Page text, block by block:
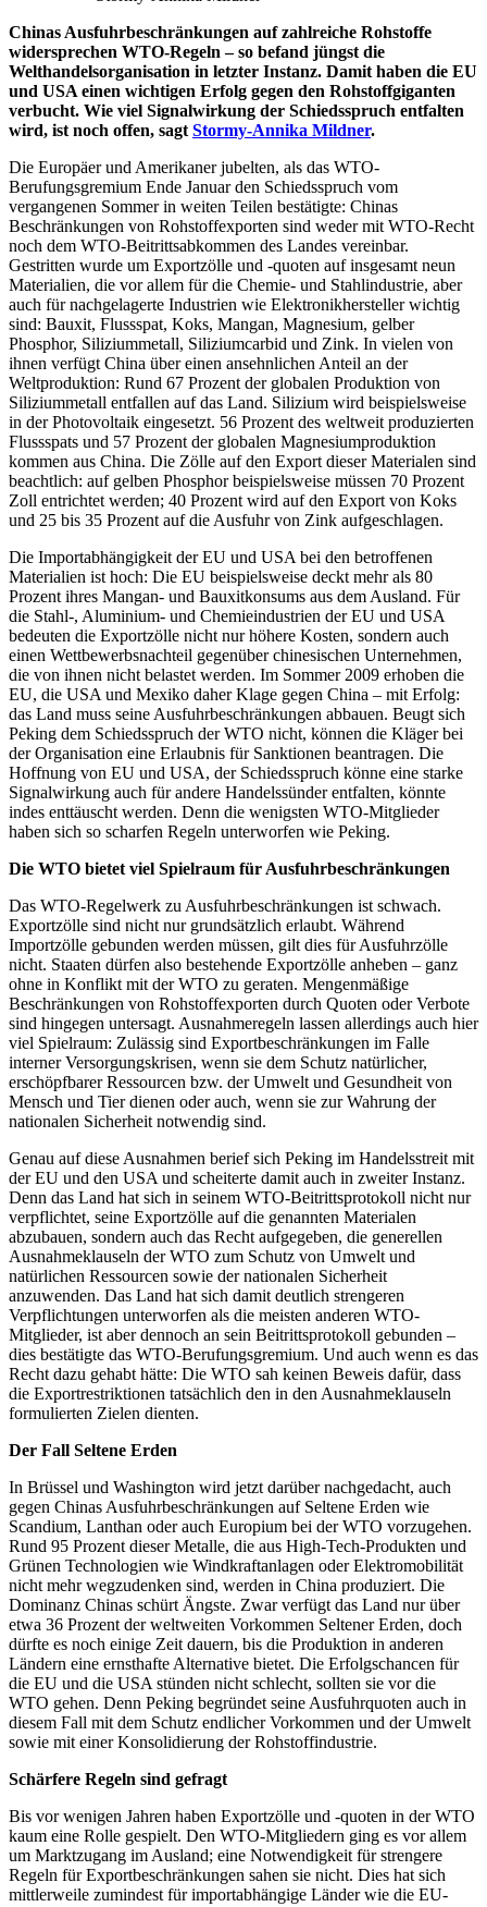
Chinas Ausfuhrbeschränkungen auf zahlreiche Rohstoffe
widersprechen WTO-Regeln – so befand jüngst die
Welthandelsorganisation in letzter Instanz. Damit haben die EU
und USA einen wichtigen Erfolg gegen den Rohstoffgiganten
verbucht. Wie viel Signalwirkung der Schiedsspruch entfalten
wird, ist noch offen, sagt Stormy-Annika Mildner.
Die Europäer und Amerikaner jubelten, als das WTO-
Berufungsgremium Ende Januar den Schiedsspruch vom
vergangenen Sommer in weiten Teilen bestätigte: Chinas
Beschränkungen von Rohstoffexporten sind weder mit WTO-Recht
noch dem WTO-Beitrittsabkommen des Landes vereinbar.
Gestritten wurde um Exportzölle und -quoten auf insgesamt neun
Materialien, die vor allem für die Chemie- und Stahlindustrie, aber
auch für nachgelagerte Industrien wie Elektronikhersteller wichtig
sind: Bauxit, Flussspat, Koks, Mangan, Magnesium, gelber
Phosphor, Siliziummetall, Siliziumcarbid und Zink. In vielen von
ihnen verfügt China über einen ansehnlichen Anteil an der
Weltproduktion: Rund 67 Prozent der globalen Produktion von
Siliziummetall entfallen auf das Land. Silizium wird beispielsweise
in der Photovoltaik eingesetzt. 56 Prozent des weltweit produzierten
Flussspats und 57 Prozent der globalen Magnesiumproduktion
kommen aus China. Die Zölle auf den Export dieser Materialen sind
beachtlich: auf gelben Phosphor beispielsweise müssen 70 Prozent
Zoll entrichtet werden; 40 Prozent wird auf den Export von Koks
und 25 bis 35 Prozent auf die Ausfuhr von Zink aufgeschlagen.
Die Importabhängigkeit der EU und USA bei den betroffenen
Materialien ist hoch: Die EU beispielsweise deckt mehr als 80
Prozent ihres Mangan- und Bauxitkonsums aus dem Ausland. Für
die Stahl-, Aluminium- und Chemieindustrien der EU und USA
bedeuten die Exportzölle nicht nur höhere Kosten, sondern auch
einen Wettbewerbsnachteil gegenüber chinesischen Unternehmen,
die von ihnen nicht belastet werden. Im Sommer 2009 erhoben die
EU, die USA und Mexiko daher Klage gegen China – mit Erfolg:
das Land muss seine Ausfuhrbeschränkungen abbauen. Beugt sich
Peking dem Schiedsspruch der WTO nicht, können die Kläger bei
der Organisation eine Erlaubnis für Sanktionen beantragen. Die
Hoffnung von EU und USA, der Schiedsspruch könne eine starke
Signalwirkung auch für andere Handelssünder entfalten, könnte
indes enttäuscht werden. Denn die wenigsten WTO-Mitglieder
haben sich so scharfen Regeln unterworfen wie Peking.
Die WTO bietet viel Spielraum für Ausfuhrbeschränkungen
Das WTO-Regelwerk zu Ausfuhrbeschränkungen ist schwach.
Exportzölle sind nicht nur grundsätzlich erlaubt. Während
Importzölle gebunden werden müssen, gilt dies für Ausfuhrzölle
nicht. Staaten dürfen also bestehende Exportzölle anheben – ganz
ohne in Konflikt mit der WTO zu geraten. Mengenmäßige
Beschränkungen von Rohstoffexporten durch Quoten oder Verbote
sind hingegen untersagt. Ausnahmeregeln lassen allerdings auch hier
viel Spielraum: Zulässig sind Exportbeschränkungen im Falle
interner Versorgungskrisen, wenn sie dem Schutz natürlicher,
erschöpfbarer Ressourcen bzw. der Umwelt und Gesundheit von
Mensch und Tier dienen oder auch, wenn sie zur Wahrung der
nationalen Sicherheit notwendig sind.
Genau auf diese Ausnahmen berief sich Peking im Handelsstreit mit
der EU und den USA und scheiterte damit auch in zweiter Instanz.
Denn das Land hat sich in seinem WTO-Beitrittsprotokoll nicht nur
verpflichtet, seine Exportzölle auf die genannten Materialen
abzubauen, sondern auch das Recht aufgegeben, die generellen
Ausnahmeklauseln der WTO zum Schutz von Umwelt und
natürlichen Ressourcen sowie der nationalen Sicherheit
anzuwenden. Das Land hat sich damit deutlich strengeren
Verpflichtungen unterworfen als die meisten anderen WTO-
Mitglieder, ist aber dennoch an sein Beitrittsprotokoll gebunden –
dies bestätigte das WTO-Berufungsgremium. Und auch wenn es das
Recht dazu gehabt hätte: Die WTO sah keinen Beweis dafür, dass
die Exportrestriktionen tatsächlich den in den Ausnahmeklauseln
formulierten Zielen dienten.
Der Fall Seltene Erden
In Brüssel und Washington wird jetzt darüber nachgedacht, auch
gegen Chinas Ausfuhrbeschränkungen auf Seltene Erden wie
Scandium, Lanthan oder auch Europium bei der WTO vorzugehen.
Rund 95 Prozent dieser Metalle, die aus High-Tech-Produkten und
Grünen Technologien wie Windkraftanlagen oder Elektromobilität
nicht mehr wegzudenken sind, werden in China produziert. Die
Dominanz Chinas schürt Ängste. Zwar verfügt das Land nur über
etwa 36 Prozent der weltweiten Vorkommen Seltener Erden, doch
dürfte es noch einige Zeit dauern, bis die Produktion in anderen
Ländern eine ernsthafte Alternative bietet. Die Erfolgschancen für
die EU und die USA stünden nicht schlecht, sollten sie vor die
WTO gehen. Denn Peking begründet seine Ausfuhrquoten auch in
diesem Fall mit dem Schutz endlicher Vorkommen und der Umwelt
sowie mit einer Konsolidierung der Rohstoffindustrie.
Schärfere Regeln sind gefragt
Bis vor wenigen Jahren haben Exportzölle und -quoten in der WTO
kaum eine Rolle gespielt. Den WTO-Mitgliedern ging es vor allem
um Marktzugang im Ausland; eine Notwendigkeit für strengere
Regeln für Exportbeschränkungen sahen sie nicht. Dies hat sich
mittlerweile zumindest für importabhängige Länder wie die EU-